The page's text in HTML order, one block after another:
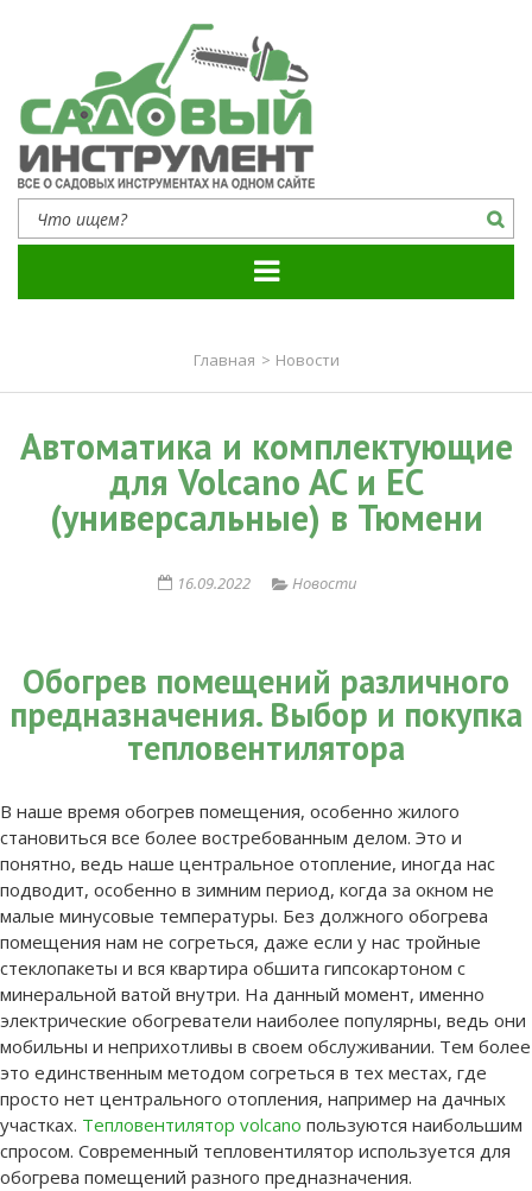
Садовый инструмент
Все о садовых инструментах на одном сайте
Главная > Новости
Автоматика и комплектующие
для Volcano AC и EС
(универсальные) в Тюмени
16.09.2022 Новости
Обогрев помещений различного
предназначения. Выбор и покупка
тепловентилятора
В наше время обогрев помещения, особенно жилого
становиться все более востребованным делом. Это и
понятно, ведь наше центральное отопление, иногда нас
подводит, особенно в зимним период, когда за окном не
малые минусовые температуры. Без должного обогрева
помещения нам не согреться, даже если у нас тройные
стеклопакеты и вся квартира обшита гипсокартоном с
минеральной ватой внутри. На данный момент, именно
электрические обогреватели наиболее популярны, ведь они
мобильны и неприхотливы в своем обслуживании. Тем более
это единственным методом согреться в тех местах, где
просто нет центрального отопления, например на дачных
участках. Тепловентилятор volcano пользуются наибольшим
спросом. Современный тепловентилятор используется для
обогрева помещений разного предназначения.